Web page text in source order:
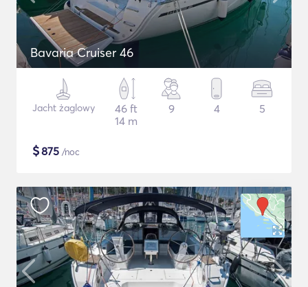
Bavaria Cruiser 46
Jacht żaglowy
46 ft
14 m
9 4 5
$875 /noc